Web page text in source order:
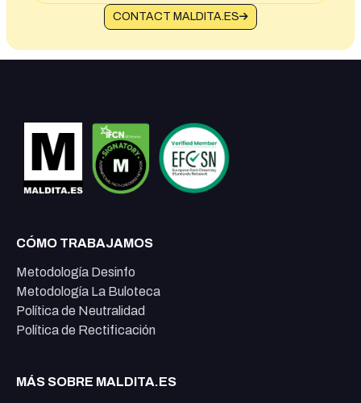
CONTACT MALDITA.ES
CÓMO TRABAJAMOS
Metodología Desinfo
Metodología La Buloteca
Política de Neutralidad
Política de Rectificación
MÁS SOBRE MALDITA.ES